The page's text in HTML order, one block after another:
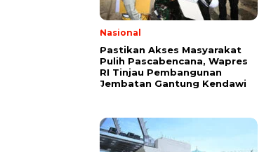
Nasional
Pastikan Akses Masyarakat
Pulih Pascabencana, Wapres
RI Tinjau Pembangunan
Jembatan Gantung Kendawi